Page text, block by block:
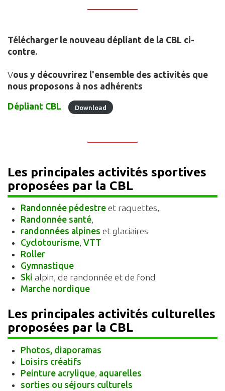
Télécharger le nouveau dépliant de la CBL ci-
contre.
Vous y découvrirez l'ensemble des activités que
nous proposons à nos adhérents
Dépliant CBL Download
Les principales activités sportives
proposées par la CBL
Randonnée pédestre et raquettes,
Randonnée santé,
randonnées alpines et glaciaires
Cyclotourisme,VTT
Roller
Gymnastique
Ski alpin, de randonnée et de fond
Marche nordique
Les principales activités culturelles
proposées par la CBL
Photos, diaporamas
Loisirs créatifs
Peinture acrylique, aquarelles
sorties ou séjours culturels